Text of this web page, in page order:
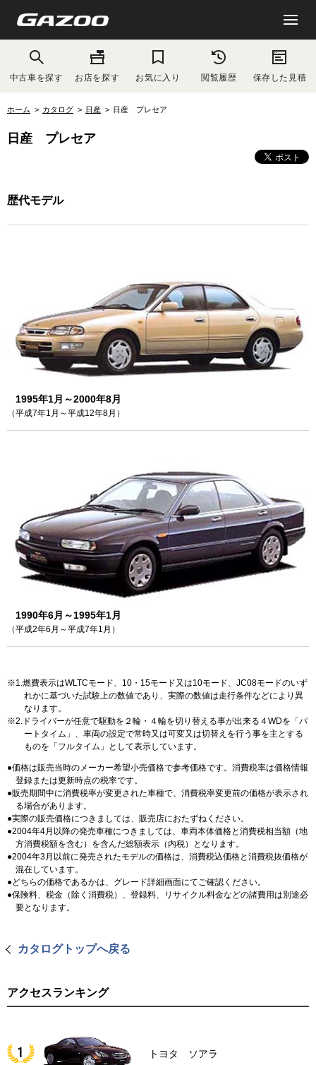
中古車を探す お店を探す お気に入り 閲覧履歴 保存した見積
ホーム カタログ 日産 日産 プレセア
日産 プレセア
歴代モデル
1995年1月～2000年8月
（平成7年1月～平成12年8月）
1990年6月～1995年1月
（平成2年6月～平成7年1月）
1.燃費表示はWLTCモード、10・15モード又は10モード、JC08モードのいず
れかに基づいた試験上の数値であり、実際の数値は走行条件などにより異
なります。
2.ドライバーが任意で駆動を２輪・４輪を切り替える事が出来る４WDを「パ
ートタイム」、車両の設定で常時又は可変又は切替えを行う事を主とする
ものを「フルタイム」として表示しています。
価格は販売当時のメーカー希望小売価格で参考価格です。消費税率は価格情報
登録または更新時点の税率です。
販売期間中に消費税率が変更された車種で、消費税率変更前の価格が表示され
る場合があります。
実際の販売価格につきましては、販売店におたずねください。
2004年4月以降の発売車種につきましては、車両本体価格と消費税相当額（地
方消費税額を含む）を含んだ総額表示（内税）となります。
2004年3月以前に発売されたモデルの価格は、消費税込価格と消費税抜価格が
混在しています。
どちらの価格であるかは、グレード詳細画面にてご確認ください。
保険料、税金（除く消費税）、登録料、リサイクル料金などの諸費用は別途必
要となります。
カタログトップへ戻る
アクセスランキング
トヨタ ソアラ